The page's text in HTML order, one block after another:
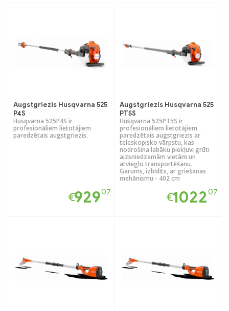
Augstgriezis Husqvarna 525
P4S
Husqvarna 525P4S ir
profesionāliem lietotājiem
paredzētais augstgriezis.
€92907
Augstgriezis Husqvarna 525
PT5S
Husqvarna 525PT5S ir
profesionāliem lietotājiem
paredzētais augstgriezis ar
teleskopisko vārpstu, kas
nodrošina labāku piekļuvi grūti
aizsniedzamām vietām un
atvieglo transportēšanu.
Garums, izbīdīts, ar griešanas
mehānismu - 402 cm
€102207